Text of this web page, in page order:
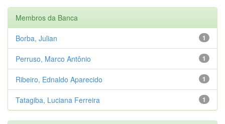
Membros da Banca
1
Borba, Julian
1
Perruso, Marco Antônio
1
Ribeiro, Ednaldo Aparecido
1
Tatagiba, Luciana Ferreira